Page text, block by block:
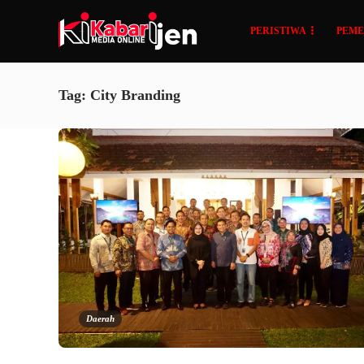
PERISTIWA
Tag: City Branding
Daerah